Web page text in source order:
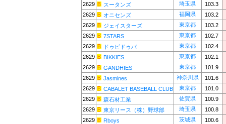
2629
スータンズ 埼玉県
103.3
2629
オニセンズ 福岡県
103.2
2629
ジェイスターズ 東京都
103.2
2629
7STARS 東京都
102.7
2629
ドゥビドゥバ 東京都
102.4
2629
BIKKIES 東京都
102.1
2629
GANDHIES 東京都
101.9
2629
Jasmines 神奈川県
101.6
2629
CABALET BASEBALL CLUB 東京都
101.0
2629
森石材工業 佐賀県
100.9
2629
東京リース（株）野球部 埼玉県
100.8
2629
Rboys 茨城県
100.6